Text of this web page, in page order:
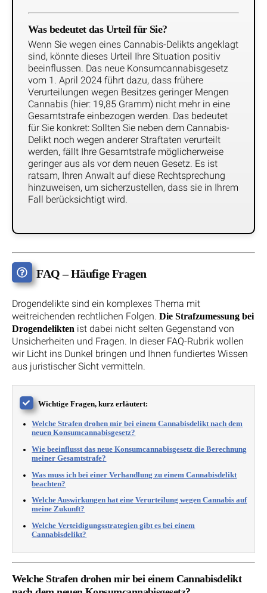
Was bedeutet das Urteil für Sie?
Wenn Sie wegen eines Cannabis-Delikts angeklagt
sind, könnte dieses Urteil Ihre Situation positiv
beeinflussen. Das neue Konsumcannabisgesetz
vom 1. April 2024 führt dazu, dass frühere
Verurteilungen wegen Besitzes geringer Mengen
Cannabis (hier: 19,85 Gramm) nicht mehr in eine
Gesamtstrafe einbezogen werden. Das bedeutet
für Sie konkret: Sollten Sie neben dem Cannabis-
Delikt noch wegen anderer Straftaten verurteilt
werden, fällt Ihre Gesamtstrafe möglicherweise
geringer aus als vor dem neuen Gesetz. Es ist
ratsam, Ihren Anwalt auf diese Rechtsprechung
hinzuweisen, um sicherzustellen, dass sie in Ihrem
Fall berücksichtigt wird.
FAQ – Häufige Fragen
Drogendelikte sind ein komplexes Thema mit
weitreichenden rechtlichen Folgen. Die Strafzumessung bei
Drogendelikten ist dabei nicht selten Gegenstand von
Unsicherheiten und Fragen. In dieser FAQ-Rubrik wollen
wir Licht ins Dunkel bringen und Ihnen fundiertes Wissen
aus juristischer Sicht vermitteln.
Wichtige Fragen, kurz erläutert:
Welche Strafen drohen mir bei einem Cannabisdelikt nach dem
neuen Konsumcannabisgesetz?
Wie beeinflusst das neue Konsumcannabisgesetz die Berechnung
meiner Gesamtstrafe?
Was muss ich bei einer Verhandlung zu einem Cannabisdelikt
beachten?
Welche Auswirkungen hat eine Verurteilung wegen Cannabis auf
meine Zukunft?
Welche Verteidigungsstrategien gibt es bei einem
Cannabisdelikt?
Welche Strafen drohen mir bei einem Cannabisdelikt